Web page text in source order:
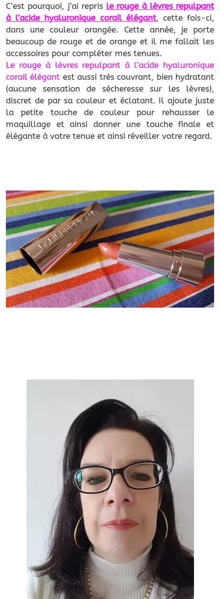
C’est pourquoi, j’ai repris le rouge à lèvres repulpant
à l’acide hyaluronique corail élégant, cette fois-ci,
dans une couleur orangée. Cette année, je porte
beaucoup de rouge et de orange et il me fallait les
accessoires pour compléter mes tenues.
Le rouge à lèvres repulpant à l’acide hyaluronique
corail élégant est aussi très couvrant, bien hydratant
(aucune sensation de sècheresse sur les lèvres),
discret de par sa couleur et éclatant. Il ajoute juste
la petite touche de couleur pour rehausser le
maquillage et ainsi donner une touche finale et
élégante à votre tenue et ainsi réveiller votre regard.